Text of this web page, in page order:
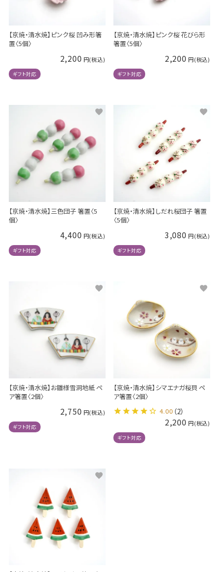
【京焼・清水焼】ピンク桜 凹み形箸
置〈5個〉
2,200
ギフト対応
【京焼・清水焼】ピンク桜 花びら形
箸置〈5個〉
2,200
ギフト対応
【京焼・清水焼】三色団子 箸置〈5
個〉
4,400
ギフト対応
【京焼・清水焼】しだれ桜団子 箸置
〈5個〉
3,080
ギフト対応
【京焼・清水焼】お雛様雪洞地紙 ペ
ア箸置〈2個〉
2,750
ギフト対応
【京焼・清水焼】シマエナガ桜貝 ペ
ア箸置〈2個〉
4.00 （2）
2,200
ギフト対応